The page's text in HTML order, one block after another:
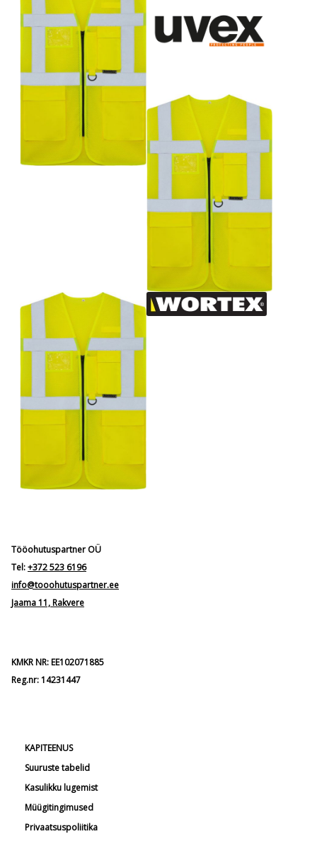
Tööohutuspartner OÜ
Tel:+372 523 6196
info@tooohutuspartner.ee
Jaama 11, Rakvere
KMKR NR: EE102071885
Reg.nr: 14231447
KAPITEENUS
Suuruste tabelid
Kasulikku lugemist
Müügitingimused
Privaatsuspoliitika